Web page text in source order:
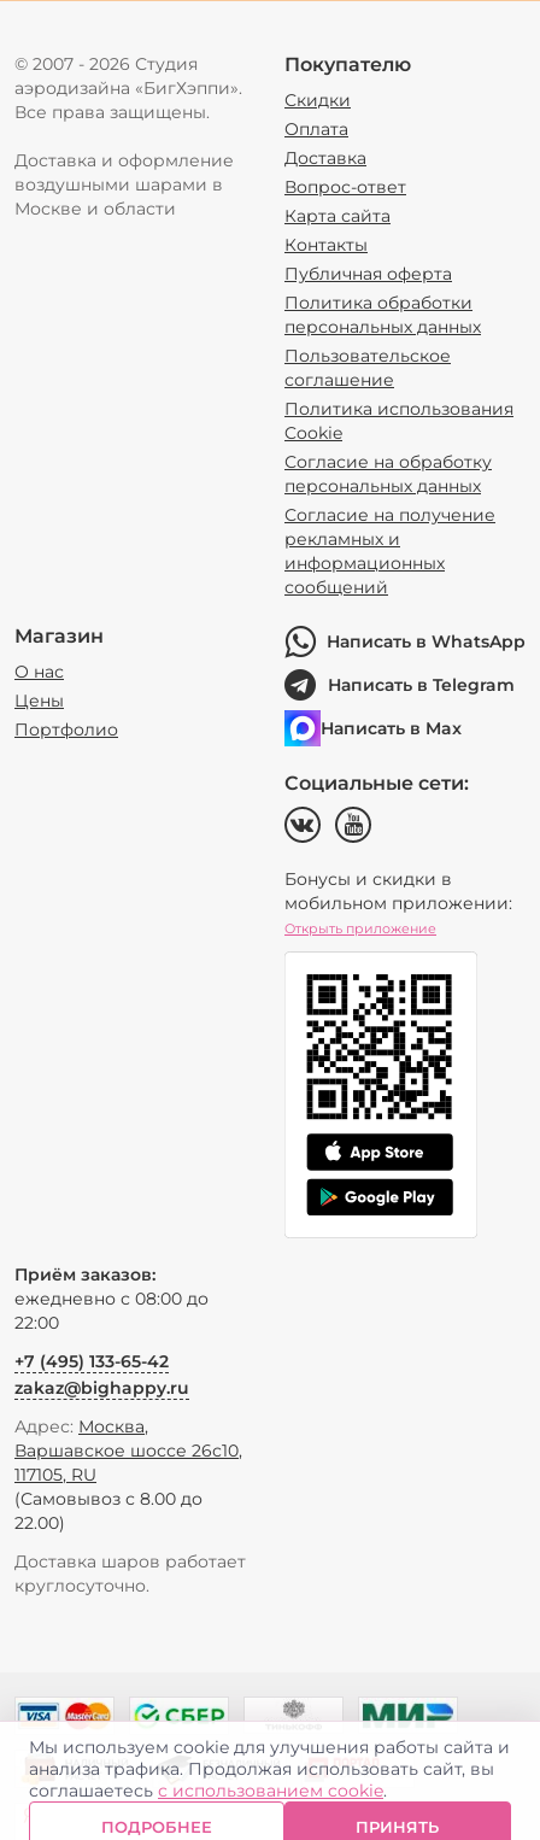
© 2007 - 2026 Студия
аэродизайна «БигХэппи».
Все права защищены.
Доставка и оформление
воздушными шарами в
Москве и области
Покупателю
Скидки
Оплата
Доставка
Вопрос-ответ
Карта сайта
Контакты
Публичная оферта
Политика обработки
персональных данных
Пользовательское
соглашение
Политика использования
Cookie
Согласие на обработку
персональных данных
Согласие на получение
рекламных и
информационных
сообщений
Магазин
О нас
Цены
Портфолио
Написать в WhatsApp
Написать в Telegram
Написать в Max
Социальные сети:
Бонусы и скидки в
мобильном приложении:
Открыть приложение
Приём заказов:
ежедневно с 08:00 до
22:00
+7 (495) 133-65-42
zakaz@bighappy.ru
Адрес: Москва,
Варшавское шоссе 26с10,
117105, RU
(Самовывоз с 8.00 до
22.00)
Доставка шаров работает
круглосуточно.
Мы используем cookie для улучшения работы сайта и
анализа трафика. Продолжая использовать сайт, вы
соглашаетесь с использованием cookie.
ПОДРОБНЕЕ ПРИНЯТЬ